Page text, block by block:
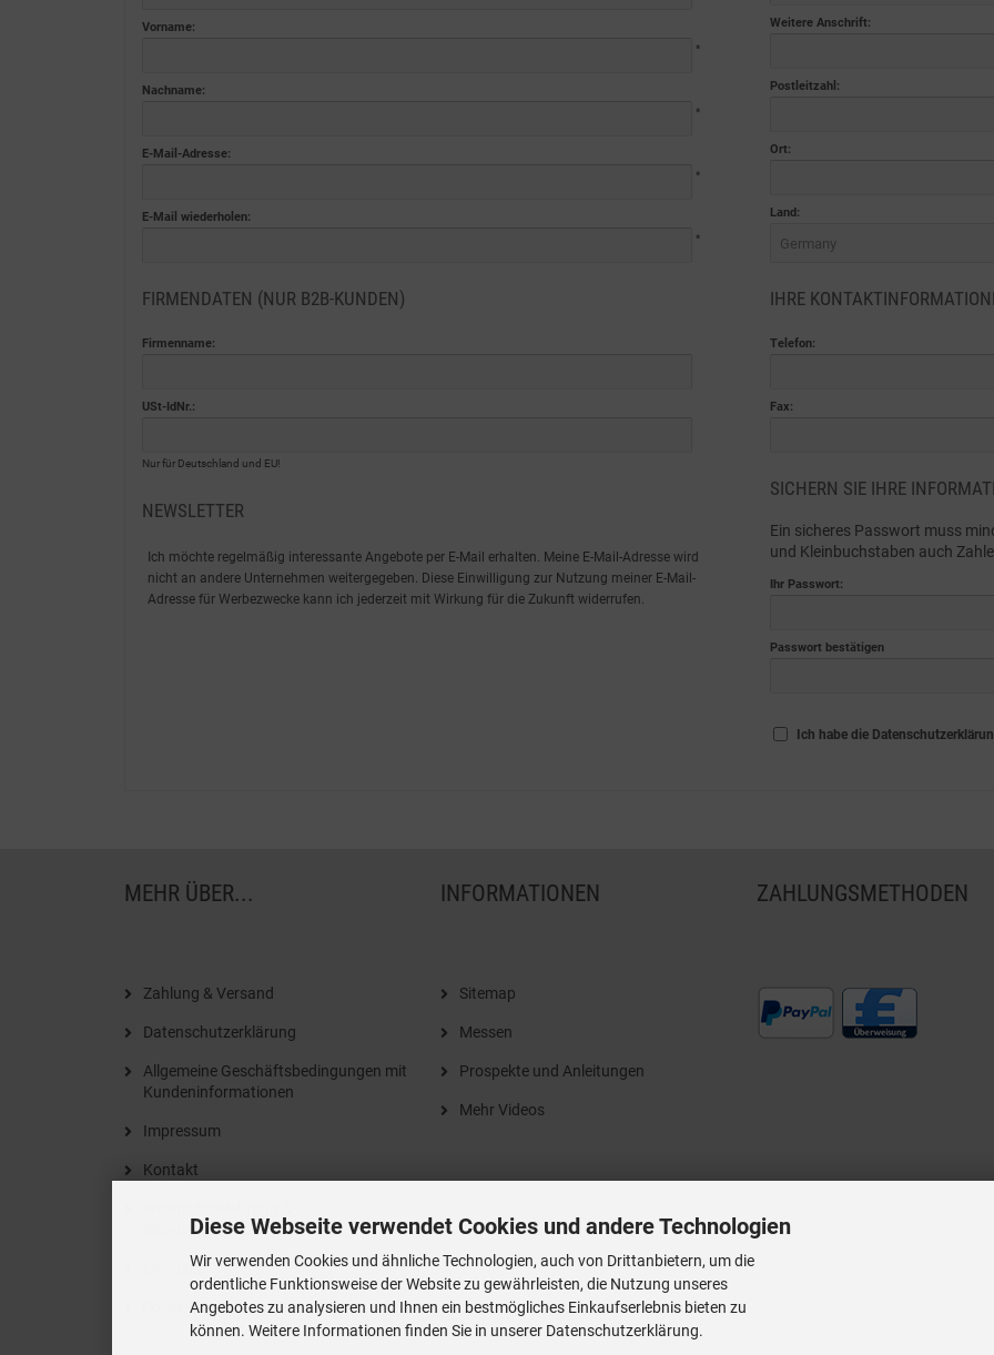
Vorname:
*
Nachname:
*
E-Mail-Adresse:
*
E-Mail wiederholen:
*
FIRMENDATEN (NUR B2B-KUNDEN)
Firmenname:
USt-IdNr.:
Nur für Deutschland und EU!
NEWSLETTER
Ich möchte regelmäßig interessante Angebote per E-Mail erhalten. Meine E-Mail-Adresse wird
nicht an andere Unternehmen weitergegeben. Diese Einwilligung zur Nutzung meiner E-Mail-
Adresse für Werbezwecke kann ich jederzeit mit Wirkung für die Zukunft widerrufen.
Weitere Anschrift:
Postleitzahl:
Ort:
Land:
Germany
IHRE
Telefon:
Fax:
SICHERN SIE IHRE
Ein sicheres Passwort muss
und Kleinbuchstaben auch
Ihr Passwort:
Passwort bestätigen
Ich habe die
MEHR ÜBER...
Zahlung & Versand
Datenschutzerklärung
Allgemeine Geschäftsbedingungen mit
Kundeninformationen
Impressum
Kontakt
Widerrufsformular
Lieferzeit
Cookie Einstellungen
INFORMATIONEN
Sitemap
Messen
Prospekte und Anleitungen
Mehr Videos
ZAHLUNGSMETHODEN
Diese Webseite verwendet Cookies und andere Technologien
Wir verwenden Cookies und ähnliche Technologien, auch von Drittanbietern, um die
ordentliche Funktionsweise der Website zu gewährleisten, die Nutzung unseres
Angebotes zu analysieren und Ihnen ein bestmögliches Einkaufserlebnis bieten zu
können. Weitere Informationen finden Sie in unserer Datenschutzerklärung.